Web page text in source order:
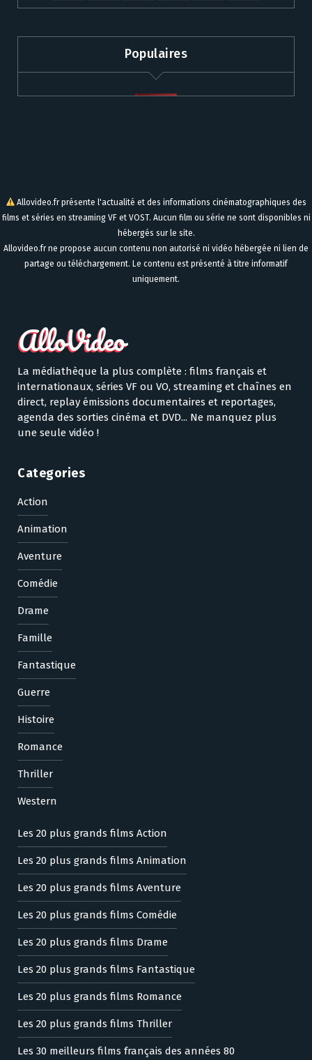
Populaires
Allovideo.fr présente l'actualité et des informations cinématographiques des
films et séries en streaming VF et VOST. Aucun film ou série ne sont disponibles ni
hébergés sur le site.
Allovideo.fr ne propose aucun contenu non autorisé ni vidéo hébergée ni lien de
partage ou téléchargement. Le contenu est présenté à titre informatif
uniquement.
La médiathèque la plus complète : films français et
internationaux, séries VF ou VO, streaming et chaînes en
direct, replay émissions documentaires et reportages,
agenda des sorties cinéma et DVD... Ne manquez plus
une seule vidéo !
Categories
Action
Animation
Aventure
Comédie
Drame
Famille
Fantastique
Guerre
Histoire
Romance
Thriller
Western
Les 20 plus grands films Action
Les 20 plus grands films Animation
Les 20 plus grands films Aventure
Les 20 plus grands films Comédie
Les 20 plus grands films Drame
Les 20 plus grands films Fantastique
Les 20 plus grands films Romance
Les 20 plus grands films Thriller
Les 30 meilleurs films français des années 80